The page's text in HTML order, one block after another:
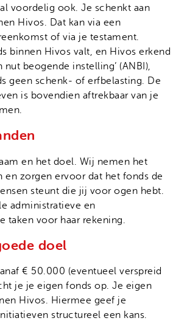
voordelig ook. Je schenkt aan
Hivos. Dat kan via een
of via je testament.
binnen Hivos valt, en Hivos erkend
nut beogende instelling’ (ANBI),
geen schenk- of erfbelasting. De
is bovendien aftrekbaar van je
en het doel. Wij nemen het
en zorgen ervoor dat het fonds de
steunt die jij voor ogen hebt.
administratieve en
taken voor haar rekening.
doel
€ 50.000 (eventueel verspreid
je je eigen fonds op. Je eigen
Hivos. Hiermee geef je
structureel een kans.